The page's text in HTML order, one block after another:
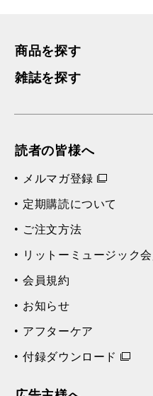
商品を探す
雑誌を探す
読者の皆様へ
メルマガ登録
定期購読について
ご注文方法
リットーミュージック
会員規約
お知らせ
アフターケア
付録ダウンロード